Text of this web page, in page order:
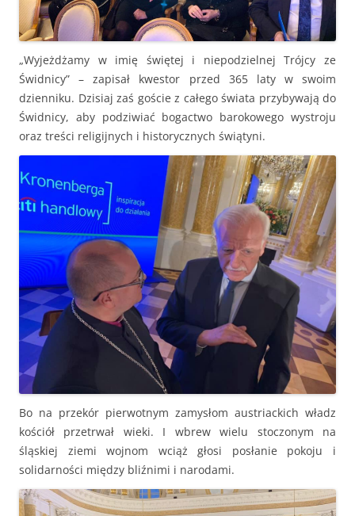
„Wyjeżdżamy w imię świętej i niepodzielnej Trójcy ze
Świdnicy” – zapisał kwestor przed 365 laty w swoim
dzienniku. Dzisiaj zaś goście z całego świata przybywają do
Świdnicy, aby podziwiać bogactwo barokowego wystroju
oraz treści religijnych i historycznych świątyni.
Bo na przekór pierwotnym zamysłom austriackich władz
kościół przetrwał wieki. I wbrew wielu stoczonym na
śląskiej ziemi wojnom wciąż głosi posłanie pokoju i
solidarności między bliźnimi i narodami.